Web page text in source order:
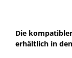
Die
erhältlich in